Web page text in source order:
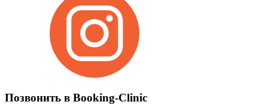
Позвонить в Booking-Clinic